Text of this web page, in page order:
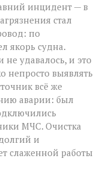
инцидент — в
стал
по
якорь судна.
удавалось, и это
непросто выявлять
всё же
аварии: был
МЧС. Очистка
и
слаженной работы